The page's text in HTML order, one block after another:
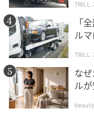
暮らしニスタ
このように真っす
TRILL
「
ル
TRILL
な
ル